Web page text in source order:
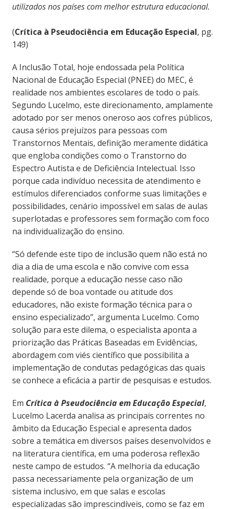
utilizados nos países com melhor estrutura educacional.
(Crítica à Pseudociência em Educação Especial, pg.
149)
A Inclusão Total, hoje endossada pela Política
Nacional de Educação Especial (PNEE) do MEC, é
realidade nos ambientes escolares de todo o país.
Segundo Lucelmo, este direcionamento, amplamente
adotado por ser menos oneroso aos cofres públicos,
causa sérios prejuízos para pessoas com
Transtornos Mentais, definição meramente didática
que engloba condições como o Transtorno do
Espectro Autista e de Deficiência Intelectual. Isso
porque cada indivíduo necessita de atendimento e
estímulos diferenciados conforme suas limitações e
possibilidades, cenário impossível em salas de aulas
superlotadas e professores sem formação com foco
na individualização do ensino.
“Só defende este tipo de inclusão quem não está no
dia a dia de uma escola e não convive com essa
realidade, porque a educação nesse caso não
depende só de boa vontade ou atitude dos
educadores, não existe formação técnica para o
ensino especializado”, argumenta Lucelmo. Como
solução para este dilema, o especialista aponta a
priorização das Práticas Baseadas em Evidências,
abordagem com viés científico que possibilita a
implementação de condutas pedagógicas das quais
se conhece a eficácia a partir de pesquisas e estudos.
Em Crítica à Pseudociência em Educação Especial,
Lucelmo Lacerda analisa as principais correntes no
âmbito da Educação Especial e apresenta dados
sobre a temática em diversos países desenvolvidos e
na literatura científica, em uma poderosa reflexão
neste campo de estudos. “A melhoria da educação
passa necessariamente pela organização de um
sistema inclusivo, em que salas e escolas
especializadas são imprescindíveis, como se faz em